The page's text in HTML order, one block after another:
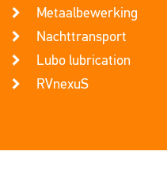
Metaalbewerking
Nachttransport
Lubo lubrication
RVnexuS